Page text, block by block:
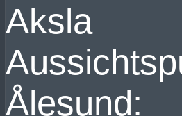
Aksla
Ålesund: